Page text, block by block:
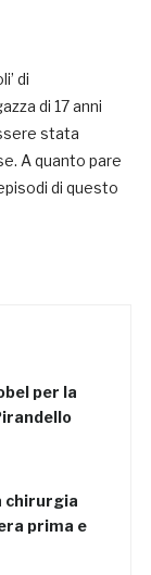
di
di 17 anni
stata
A quanto pare
di questo
per la
chirurgia
prima e